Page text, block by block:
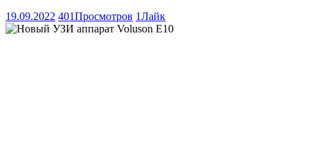
19.09.2022 401Просмотров 1Лайк